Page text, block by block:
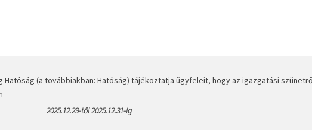
(a továbbiakban: Hatóság) tájékoztatja ügyfeleit, hogy az igazgatási
2025.12.29-től 2025.12.31-ig